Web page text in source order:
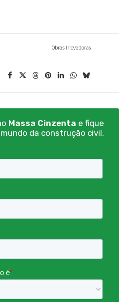
Obras Inovadoras
Massa Cinzenta e fique
da construção civil.